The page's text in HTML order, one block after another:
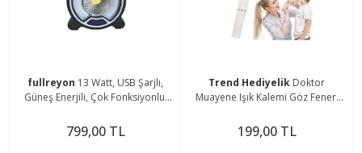
fullreyon 13 Watt, USB Şarjlı,
Güneş Enerjili, Çok Fonksiyonlu,
Kamp Feneri
799,00 TL
Trend Hediyelik Doktor
Muayene Işık Kalemi Göz Feneri
Kalemi Penlight
199,00 TL